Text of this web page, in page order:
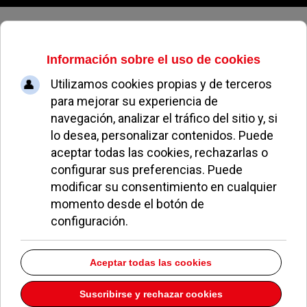
Viernes, 07 de agosto de 2026
Un hombre muere en la M-502 al
precipitarse su coche desde un
puente
MARÍA SANZ NOTICIAS DE POZUELO 22 DICIEMBRE 2008
>Un hombre de 52 años ha fallecido al
precipitarse el vehículo que conducía por un
paso elevado situado a la altura del kilómetro 1
de la M-502, en Pozuelo de Alarcón.